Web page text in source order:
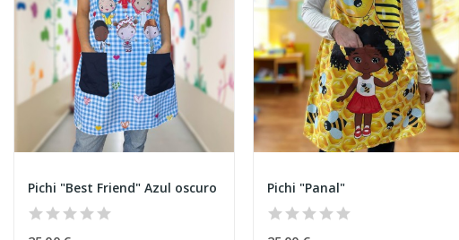
Pichi "Best Friend" Azul oscuro Pichi "Panal"